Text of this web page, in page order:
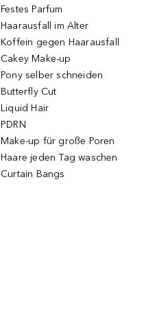
Festes Parfum
Haarausfall im Alter
Koffein gegen Haarausfall
Cakey Make-up
Pony selber schneiden
Butterfly Cut
Liquid Hair
PDRN
Make-up für große Poren
Haare jeden Tag waschen
Curtain Bangs